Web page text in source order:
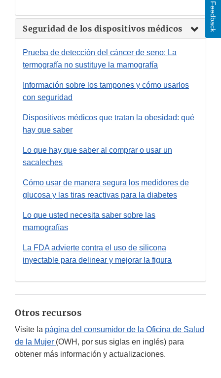
Seguridad de los dispositivos médicos
Prueba de detección del cáncer de seno: La
termografía no sustituye la mamografía
Información sobre los tampones y cómo usarlos
con seguridad
Dispositivos médicos que tratan la obesidad: qué
hay que saber
Lo que hay que saber al comprar o usar un
sacaleches
Cómo usar de manera segura los medidores de
glucosa y las tiras reactivas para la diabetes
Lo que usted necesita saber sobre las
mamografías
La FDA advierte contra el uso de silicona
inyectable para delinear y mejorar la figura
Otros recursos
Visite la página del consumidor de la Oficina de Salud
de la Mujer (OWH, por sus siglas en inglés) para
obtener más información y actualizaciones.
Feedback